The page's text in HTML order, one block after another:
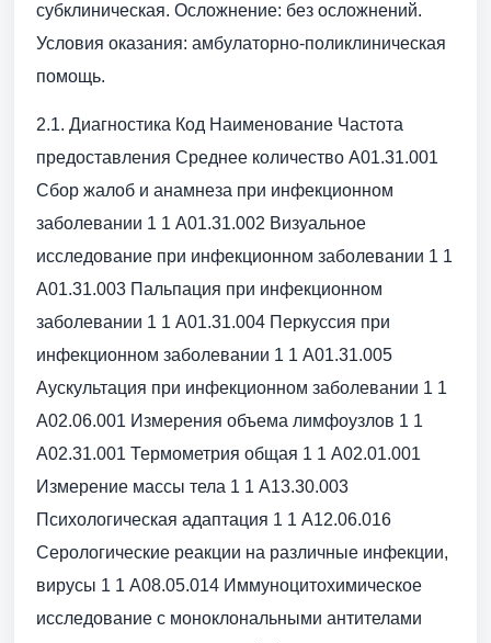
субклиническая. Осложнение: без осложнений.
Условия оказания: амбулаторно-поликлиническая
помощь.
2.1. Диагностика Код Наименование Частота
предоставления Среднее количество A01.31.001
Сбор жалоб и анамнеза при инфекционном
заболевании 1 1 A01.31.002 Визуальное
исследование при инфекционном заболевании 1 1
A01.31.003 Пальпация при инфекционном
заболевании 1 1 A01.31.004 Перкуссия при
инфекционном заболевании 1 1 A01.31.005
Аускультация при инфекционном заболевании 1 1
A02.06.001 Измерения объема лимфоузлов 1 1
A02.31.001 Термометрия общая 1 1 A02.01.001
Измерение массы тела 1 1 A13.30.003
Психологическая адаптация 1 1 A12.06.016
Серологические реакции на различные инфекции,
вирусы 1 1 A08.05.014 Иммуноцитохимическое
исследование с моноклональными антителами